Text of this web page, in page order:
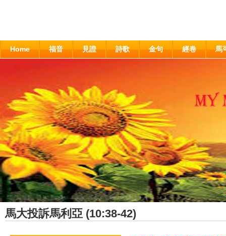
Home 福音 見證 詩歌 金句 經卷 馬
馬大投訴馬利亞 (10:38-42)